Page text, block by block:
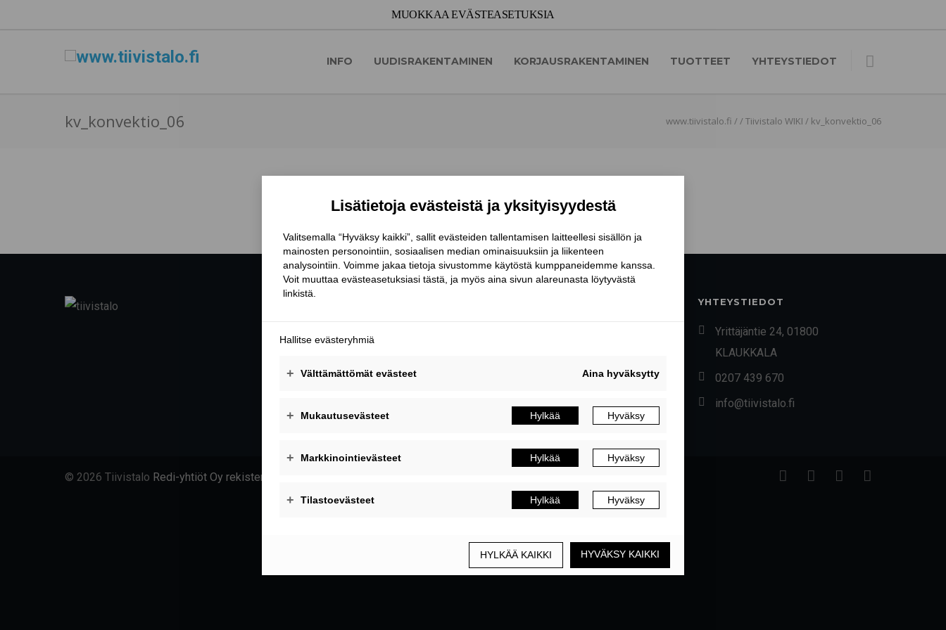
INFO UUDISRAKENTAMINEN KORJAUSRAKENTAMINEN TUOTTEET YHTEYSTIEDOT
kv_konvektio_06 www.tiivistalo.fi //Tiivistalo WIKI / kv_konvektio_06
YHTEYSTIEDOT
Yrittäjäntie 24, 01800
KLAUKKALA
0207 439 670
info@tiivistalo.fi
© 2026 Tiivistalo Redi-yhtiöt Oy rekisteriseloste